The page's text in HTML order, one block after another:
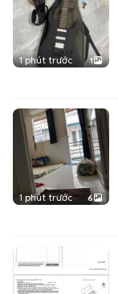
1 phút trước 1
1 phút trước 6